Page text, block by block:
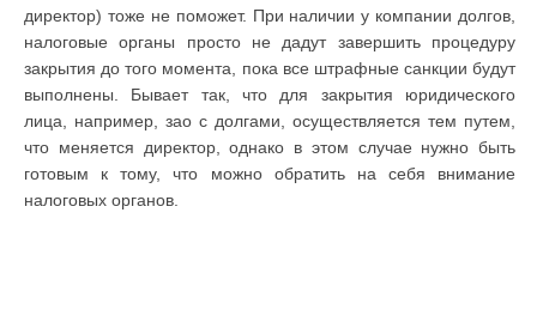
директор) тоже не поможет. При наличии у компании долгов,
налоговые органы просто не дадут завершить процедуру
закрытия до того момента, пока все штрафные санкции будут
выполнены. Бывает так, что для закрытия юридического
лица, например, зао с долгами, осуществляется тем путем,
что меняется директор, однако в этом случае нужно быть
готовым к тому, что можно обратить на себя внимание
налоговых органов.